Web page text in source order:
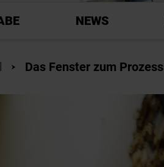
NEWS
Das Fenster zum Prozess